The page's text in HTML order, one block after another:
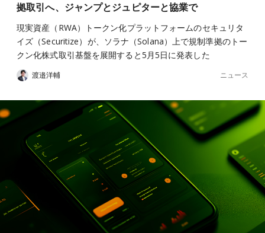
拠取引へ、ジャンプとジュピターと協業で
現実資産（RWA）トークン化プラットフォームのセキュリタ
イズ（Securitize）が、ソラナ（Solana）上で規制準拠のトー
クン化株式取引基盤を展開すると5月5日に発表した
渡邉洋輔 ニュース